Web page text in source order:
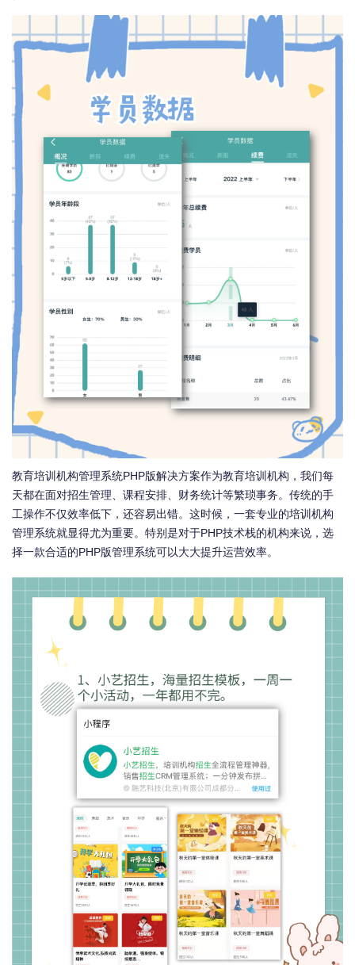
教育培训机构管理系统PHP版解决方案作为教育培训机构，我们每
天都在面对招生管理、课程安排、财务统计等繁琐事务。传统的手
工操作不仅效率低下，还容易出错。这时候，一套专业的培训机构
管理系统就显得尤为重要。特别是对于PHP技术栈的机构来说，选
择一款合适的PHP版管理系统可以大大提升运营效率。